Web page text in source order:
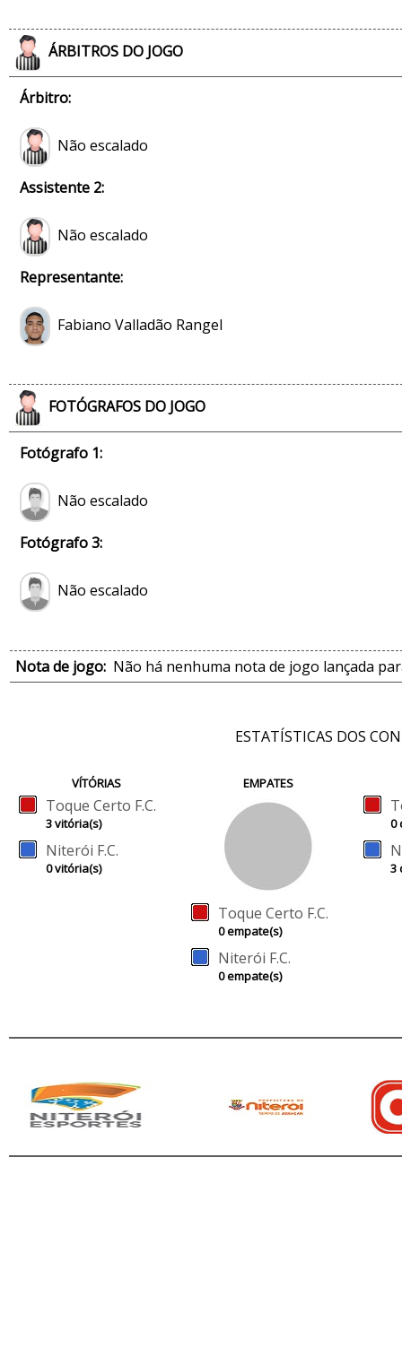
ÁRBITROS DO JOGO
Árbitro:
Não escalado
Assistente 2:
Não escalado
Representante:
Fabiano Valladão Rangel
FOTÓGRAFOS DO JOGO
Fotógrafo 1:
Não escalado
Fotógrafo 3:
Não escalado
Nota de jogo: Não há nenhuma nota de jogo lançada
ESTATÍSTICAS DOS
VÍTÓRIAS
Toque Certo F.C.
3 vitória(s)
Niterói F.C.
0 vitória(s)
EMPATES
Toque Certo F.C.
0 empate(s)
Niterói F.C.
0 empate(s)
0
3